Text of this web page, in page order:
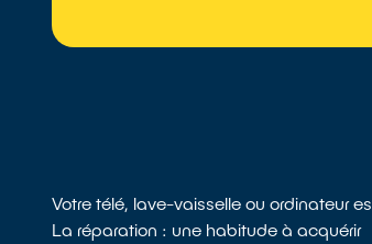
Votre télé, lave-vaisselle ou ordinateur
La réparation : une habitude à acquérir